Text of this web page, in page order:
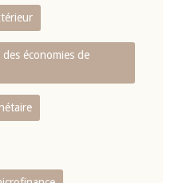
économies de